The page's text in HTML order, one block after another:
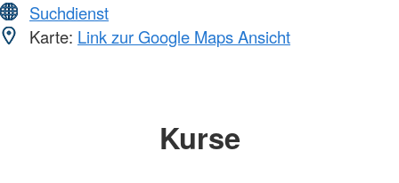
Suchdienst
Karte: Link zur Google Maps Ansicht
Kurse